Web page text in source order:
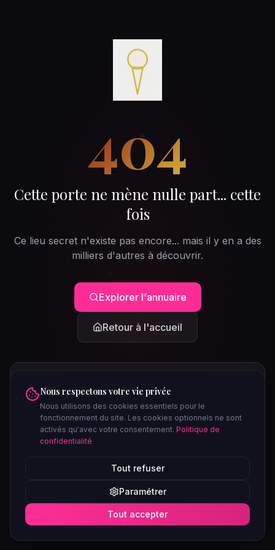
404
Cette porte ne mène nulle part... cette
fois
Ce lieu secret n'existe pas encore... mais il y en a des
milliers d'autres à découvrir.
Explorer l'annuaire
Retour à l'accueil
Soirées ce week-end
Nous respectons votre vie privée
Nous utilisons des cookies essentiels pour le
fonctionnement du site. Les cookies optionnels ne sont
activés qu'avec votre consentement. Politique de
confidentialité
Tout refuser
Paramétrer
Tout accepter